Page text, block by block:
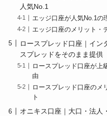
人気No.1
エッジ口座が人気No.1の
エッジ口座のメリット・
ロースプレッド口座｜イン
スプレッドをそのまま提供
ロースプレッド口座が上
由
ロースプレッド口座のメ
ト
オニキス口座｜大口・法人